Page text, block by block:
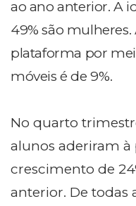
ao ano anterior. A
49% são mulheres.
plataforma por
móveis é de 9%.
No quarto
alunos aderiram
crescimento de
anterior. De todas